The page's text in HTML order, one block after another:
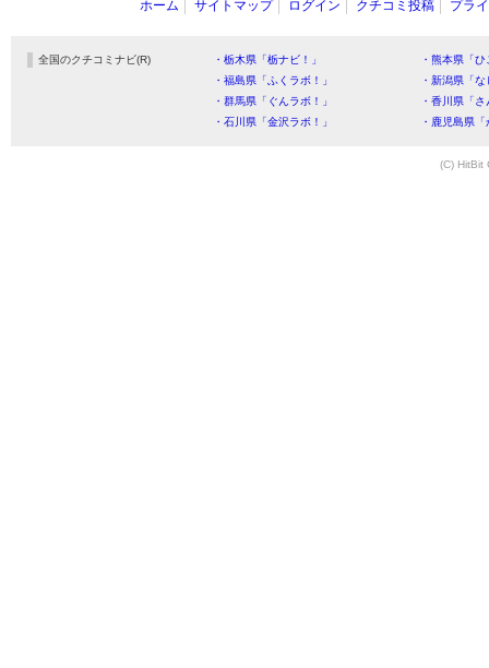
ホーム サイトマップ ログイン クチコミ投稿 プラ
全国のクチコミナビ(R) ・栃木県「栃ナビ！」
・熊本県「
・福島県「ふくラボ！」
・新潟県「
・群馬県「ぐんラボ！」
・香川県「
・石川県「金沢ラボ！」
・鹿児島県
(C) HitBit